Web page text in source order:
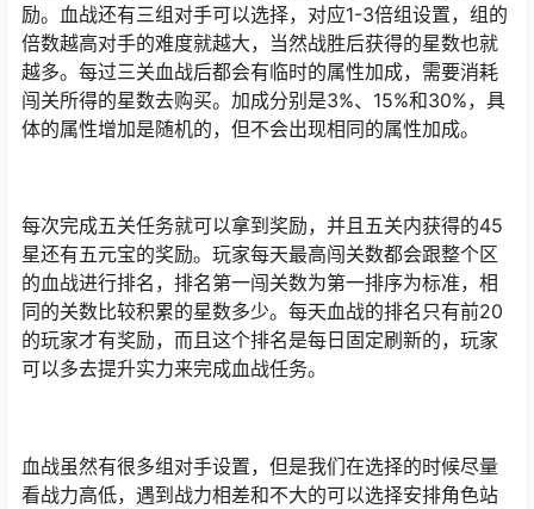
励。血战还有三组对手可以选择，对应1-3倍组设置，组的
倍数越高对手的难度就越大，当然战胜后获得的星数也就
越多。每过三关血战后都会有临时的属性加成，需要消耗
闯关所得的星数去购买。加成分别是3%、15%和30%，具
体的属性增加是随机的，但不会出现相同的属性加成。
每次完成五关任务就可以拿到奖励，并且五关内获得的45
星还有五元宝的奖励。玩家每天最高闯关数都会跟整个区
的血战进行排名，排名第一闯关数为第一排序为标准，相
同的关数比较积累的星数多少。每天血战的排名只有前20
的玩家才有奖励，而且这个排名是每日固定刷新的，玩家
可以多去提升实力来完成血战任务。
血战虽然有很多组对手设置，但是我们在选择的时候尽量
看战力高低，遇到战力相差和不大的可以选择安排角色站